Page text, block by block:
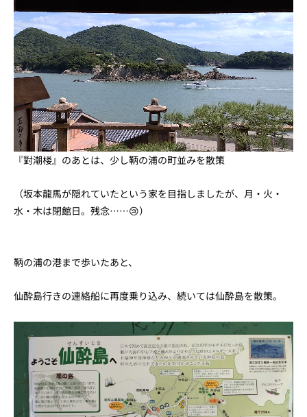
『對潮楼』のあとは、少し鞆の浦の町並みを散策
（坂本龍馬が隠れていたという家を目指しましたが、月・火・
水・木は閉館日。残念……😢）
鞆の浦の港まで歩いたあと、
仙酔島行きの連絡船に再度乗り込み、続いては仙酔島を散策。